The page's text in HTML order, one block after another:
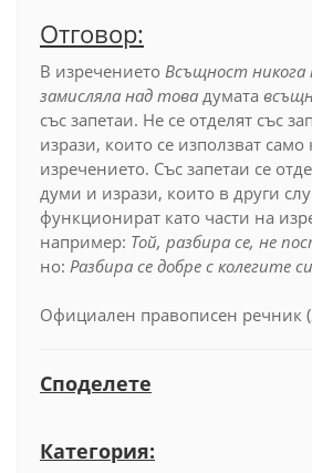
Отговор:
В изречението Всъщност никога
замисляла над това думата
със запетаи. Не се отделят със
изрази, които се използват само
изречението. Със запетаи се
думи и изрази, които в други
функционират като части на
например: Той, разбира се, не
но: Разбира се добре с колегите
Официален правописен речник
Споделете
Категория: